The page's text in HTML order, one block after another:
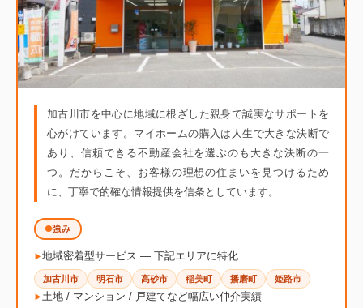
加古川市を中心に地域に根ざした親身で誠実なサポートを
心がけています。マイホームの購入は人生で大きな決断で
あり、信頼できる不動産会社を選ぶのも大きな決断の一
つ。だからこそ、お客様の理想の住まいを見つけるため
に、丁寧で的確な情報提供を信条としています。
強み
地域密着型サービス ― 下記エリアに特化
加古川市 明石市 高砂市 稲美町 播磨町 姫路市
土地 / マンション / 戸建てなど幅広い仲介実績